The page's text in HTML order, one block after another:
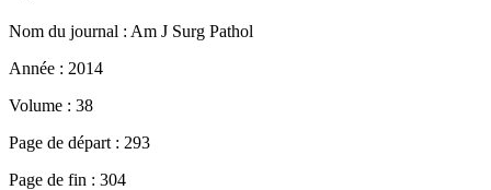
Nom du journal : Am J Surg Pathol
Année : 2014
Volume : 38
Page de départ : 293
Page de fin : 304